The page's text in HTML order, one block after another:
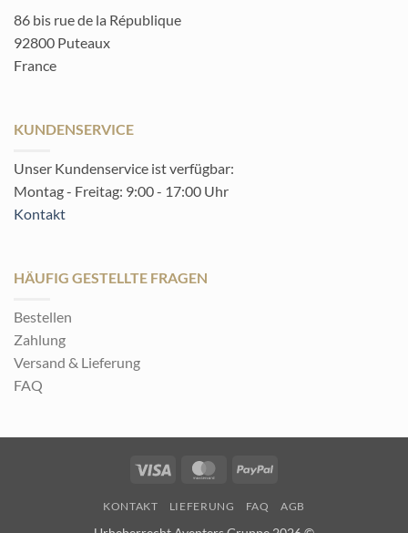
86 bis rue de la République
92800 Puteaux
France
KUNDENSERVICE
Unser Kundenservice ist verfügbar:
Montag - Freitag: 9:00 - 17:00 Uhr
Kontakt
HÄUFIG GESTELLTE FRAGEN
Bestellen
Zahlung
Versand & Lieferung
FAQ
Visa MasterCardPayPal
KONTAKT LIEFERUNG FAQ AGB